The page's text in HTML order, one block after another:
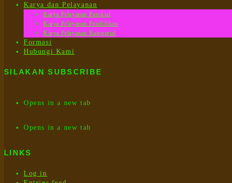
Karya dan Pelayanan
Karya Pelayanan Parokial
Karya Pelayanan Pendidikan
Karya Pelayanan Kategorial
Formasi
Hubungi Kami
SILAKAN SUBSCRIBE
Opens in a new tab
Opens in a new tab
LINKS
Log in